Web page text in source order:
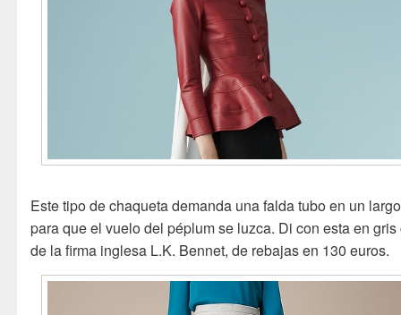
Este tipo de chaqueta demanda una falda tubo en un
para que el vuelo del péplum se luzca. Di con esta en gris
de la firma inglesa L.K. Bennet, de rebajas en 130 euros.